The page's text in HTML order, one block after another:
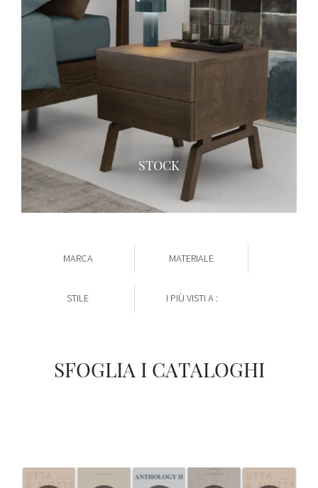
MARCA MATERIALE
STILE I PIÙ VISTI A :
STOCK
SFOGLIA I CATALOGHI